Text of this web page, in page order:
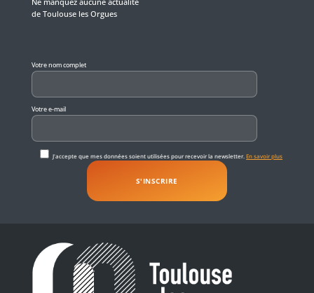
de Toulouse les Orgues
Votre nom complet
Votre e-mail
J'accepte que mes données soient utilisées pour recevoir la newsletter.En savoir plus